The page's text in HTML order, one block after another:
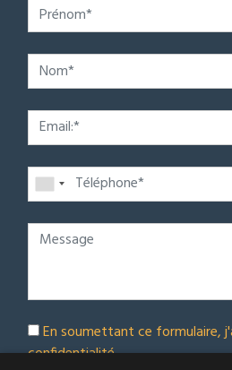
En soumettant ce formulaire,
confidentialité